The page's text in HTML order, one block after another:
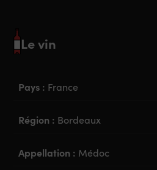
Le vin
Pays : France
Région : Bordeaux
Appellation : Médoc